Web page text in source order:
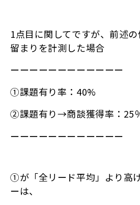
1点目に関してですが、前述
留まりを計測した場合
ーーーーーーーーーーーー
①課題有り率：40%
②課題有り→商談獲得率：25
ーーーーーーーーーーーー
①が「全リード平均」より高
ーは、